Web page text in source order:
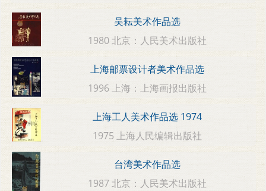
吴耘美术作品选
1980 北京：人民美术出版社
上海邮票设计者美术作品选
1996 上海：上海画报出版社
上海工人美术作品选 1974
1975 上海人民编辑出版社
台湾美术作品选
1987 北京：人民美术出版社